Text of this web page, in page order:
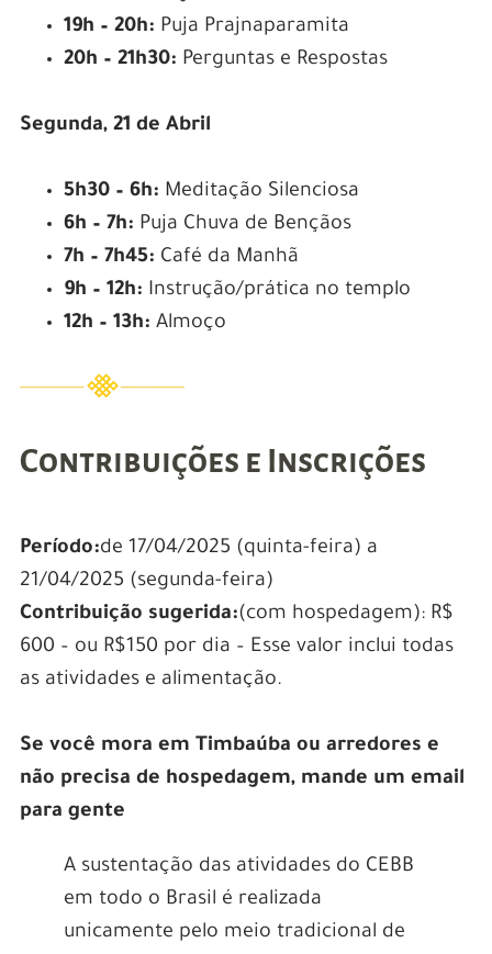
19h – 20h: Puja Prajnaparamita
20h – 21h30: Perguntas e Respostas
Segunda, 21 de Abril
5h30 – 6h: Meditação Silenciosa
6h – 7h: Puja Chuva de Bençãos
7h – 7h45: Café da Manhã
9h – 12h: Instrução/prática no templo
12h – 13h: Almoço
Contribuições e Inscrições
Período:de 17/04/2025 (quinta-feira) a
21/04/2025 (segunda-feira)
Contribuição sugerida:(com hospedagem): R$
600 – ou R$150 por dia – Esse valor inclui todas
as atividades e alimentação.
Se você mora em Timbaúba ou arredores e
não precisa de hospedagem, mande um email
para gente
A sustentação das atividades do CEBB
em todo o Brasil é realizada
unicamente pelo meio tradicional de